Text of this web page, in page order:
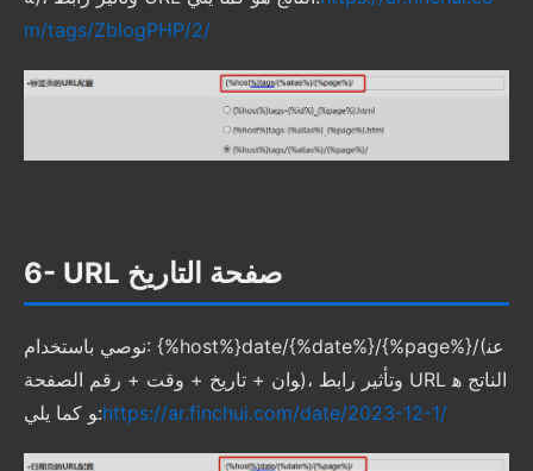
m/tags/ZblogPHP/2/
6- URL صفحة التاريخ
نوصي باستخدام: {%host%}date/{%date%}/{%page%}/(عن
وان + تاريخ + وقت + رقم الصفحة)، وتأثير رابط URL الناتج ه
و كما يلي:https://ar.finchui.com/date/2023-12-1/